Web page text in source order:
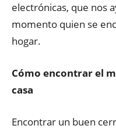
electrónicas, que nos
momento quien se
hogar.
Cómo encontrar el
casa
Encontrar un buen